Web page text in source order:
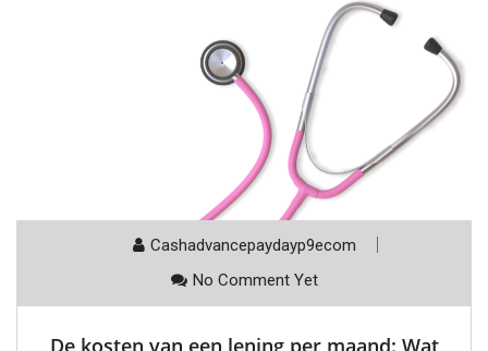
Cashadvancepaydayp9ecom
No Comment Yet
De kosten van een lening per maand: Wat